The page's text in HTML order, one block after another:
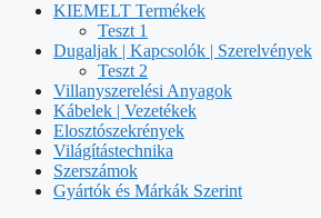
KIEMELT Termékek
Teszt 1
Dugaljak | Kapcsolók | Szerelvények
Teszt 2
Villanyszerelési Anyagok
Kábelek | Vezetékek
Elosztószekrények
Világítástechnika
Szerszámok
Gyártók és Márkák Szerint